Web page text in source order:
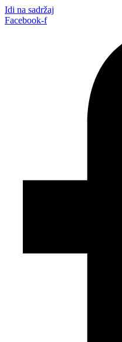
Idi na sadržaj
Facebook-f